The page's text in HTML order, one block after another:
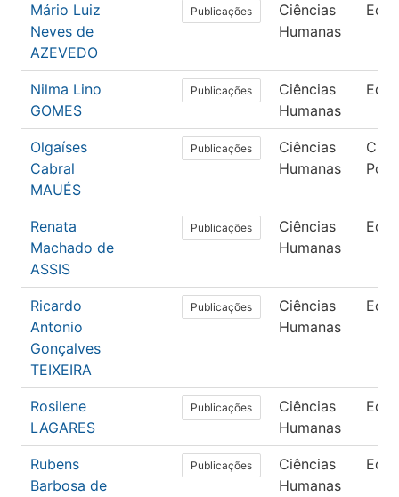
Mário Luiz
Neves de
AZEVEDO
Publicações
Ciências
Humanas
Nilma Lino
GOMES
Publicações
Ciências
Humanas
Olgaíses
Cabral
MAUÉS
Publicações
Ciências
Humanas
Renata
Machado de
ASSIS
Publicações
Ciências
Humanas
Ricardo
Antonio
Gonçalves
TEIXEIRA
Publicações
Ciências
Humanas
Rosilene
LAGARES
Publicações
Ciências
Humanas
Rubens
Barbosa de
Publicações
Ciências
Humanas